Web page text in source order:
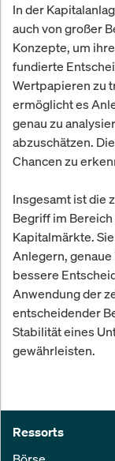
In der
auch von großer
Konzepte, um
fundierte
Wertpapieren zu
ermöglicht es
genau zu
abzuschätzen.
Chancen zu
Insgesamt ist die
Begriff im
Kapitalmärkte.
Anlegern,
bessere
Anwendung der
entscheidender
Stabilität eines
gewährleisten.
Ressorts